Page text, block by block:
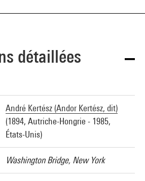
détaillées
André Kertész (Andor Kertész, dit)
(1894, Autriche-Hongrie - 1985,
États-Unis)
Washington Bridge, New York